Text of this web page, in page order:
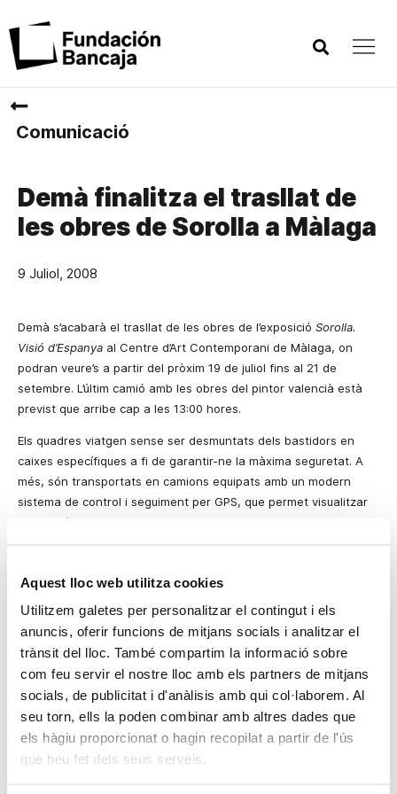
Aquest lloc web utilitza cookies
Utilitzem galetes per personalitzar el contingut i els
anuncis, oferir funcions de mitjans socials i analitzar el
trànsit del lloc. També compartim la informació sobre
com feu servir el nostre lloc amb els partners de mitjans
socials, de publicitat i d'anàlisis amb qui col·laborem. Al
seu torn, ells la poden combinar amb altres dades que
els hàgiu proporcionat o hagin recopilat a partir de l'ús
que heu fet dels seus serveis.
Comunicació
Demà finalitza el trasllat de
les obres de Sorolla a Màlaga
9 Juliol, 2008
Demà s’acabarà el trasllat de les obres de l’exposició Sorolla.
Visió d’Espanya al Centre d’Art Contemporani de Màlaga, on
podran veure’s a partir del pròxim 19 de juliol fins al 21 de
setembre. L’últim camió amb les obres del pintor valencià està
previst que arribe cap a les 13:00 hores.
Els quadres viatgen sense ser desmuntats dels bastidors en
caixes específiques a fi de garantir-ne la màxima seguretat. A
més, són transportats en camions equipats amb un modern
sistema de control i seguiment per GPS, que permet visualitzar
la posició exacta i la velocitat dels vehicles.
posteriorment, les obres hauran de romandre uns dies
aclimatant-se a les condicions de temperatura de la nova
ubicació abans de la inauguració.
L’entrada a l’exposició serà lliure i gratuïta, i podrà veure’s de
dimarts a diumenge de 10:00 a 21:00 hores,
gran possible de visitants. Els dilluns l’exposició estarà tancada.
S’ha posat a disposició del públic interessat un telèfon